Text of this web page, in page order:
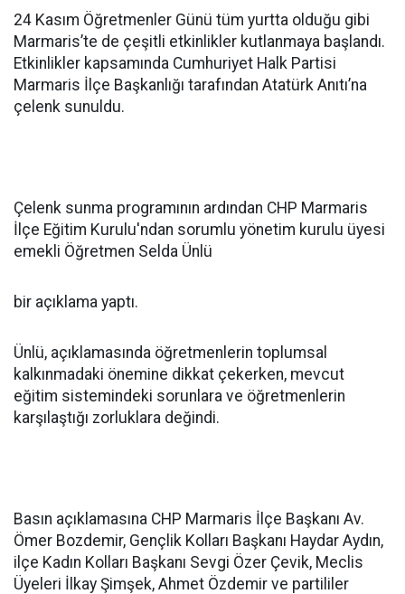
24 Kasım Öğretmenler Günü tüm yurtta olduğu gibi
Marmaris’te de çeşitli etkinlikler kutlanmaya başlandı.
Etkinlikler kapsamında Cumhuriyet Halk Partisi
Marmaris İlçe Başkanlığı tarafından Atatürk Anıtı’na
çelenk sunuldu.
Çelenk sunma programının ardından CHP Marmaris
İlçe Eğitim Kurulu'ndan sorumlu yönetim kurulu üyesi
emekli Öğretmen Selda Ünlü
bir açıklama yaptı.
Ünlü, açıklamasında öğretmenlerin toplumsal
kalkınmadaki önemine dikkat çekerken, mevcut
eğitim sistemindeki sorunlara ve öğretmenlerin
karşılaştığı zorluklara değindi.
Basın açıklamasına CHP Marmaris İlçe Başkanı Av.
Ömer Bozdemir, Gençlik Kolları Başkanı Haydar Aydın,
ilçe Kadın Kolları Başkanı Sevgi Özer Çevik, Meclis
Üyeleri İlkay Şimşek, Ahmet Özdemir ve partililer